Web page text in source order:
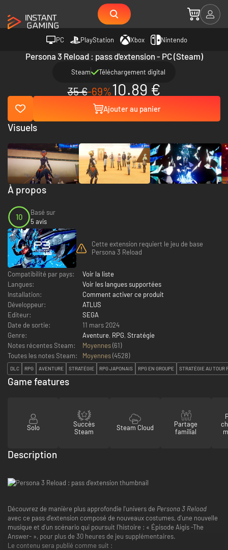
PC PlayStation Xbox Nintendo
Persona 3 Reload : pass d'extension - PC (Steam)
Steam Téléchargement digital
35 €-69%10.89 €
Ajouter au panier
À propos
10
Basé sur
5 avis
Cette extension requiert le jeu de base
Persona 3 Reload
Compatibilité par pays:
Voir la liste
Langues:
Voir les langues supportées
Installation:
Comment activer ce produit
Développeur:
ATLUS
Editeur:
SEGA
Date de sortie:
11 mars 2024
Genre:
Aventure, RPG, Stratégie
Notes récentes Steam:
Moyennes(61)
Toutes les notes Steam:
Moyennes(4528)
DLC RPG AVENTURE STRATÉGIE RPG JAPONAIS RPG EN GROUPE STRATÉGIE AU TOUR
Visuels
Game features
Solo
Succès
Steam
Steam Cloud
Partage
familial
Description
Découvrez de manière plus approfondie l'univers de Persona 3 Reload
avec ce pass d'extension composé de nouveaux costumes, d'une nouvelle
musique et d'un scénario qui poursuit l'histoire : « Épisode Aigis -The
Answer- », pour plus de 30 heures de jeu supplémentaires.
Le contenu sera publié comme suit :